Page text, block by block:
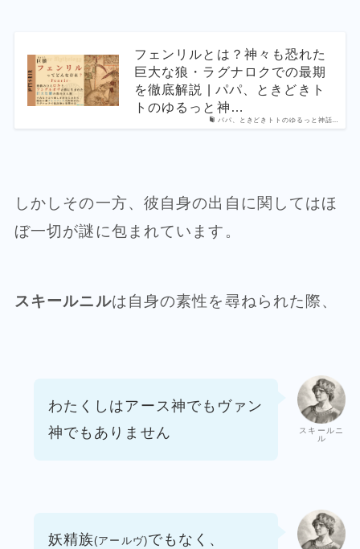
パパ、ときどきトトのゆるっと神話…
フェンリルとは？神々も恐れた
巨大な狼・ラグナロクでの最期
を徹底解説 | パパ、ときどきト
トのゆるっと神…
しかしその一方、彼自身の出自に関してはほ
ぼ一切が謎に包まれています。
スキールニルは自身の素性を尋ねられた際、
スキールニ
ル
わたくしはアース神でもヴァン
神でもありません
妖精族(アールヴ)でもなく、